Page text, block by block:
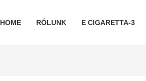
HOME RÓLUNK E CIGARETTA-3